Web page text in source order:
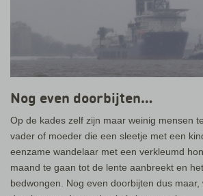
Nog even doorbijten…
Op de kades zelf zijn maar weinig mensen
vader of moeder die een sleetje met een
eenzame wandelaar met een verkleumd
maand te gaan tot de lente aanbreekt en
bedwongen. Nog even doorbijten dus